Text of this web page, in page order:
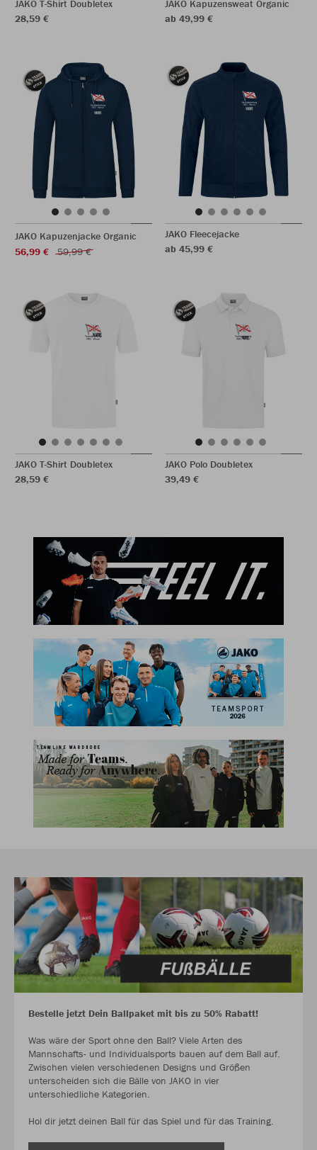
JAKO T-Shirt Doubletex
28,59 €
JAKO Kapuzensweat Organic
ab 49,99 €
JAKO Kapuzenjacke Organic
56,99 €
59,99 €
JAKO Fleecejacke
ab 45,99 €
JAKO T-Shirt Doubletex
28,59 €
JAKO Polo Doubletex
39,49 €
Bestelle jetzt Dein Ballpaket mit bis zu 50% Rabatt!
Was wäre der Sport ohne den Ball? Viele Arten des
Mannschafts- und Individualsports bauen auf dem Ball auf.
Zwischen vielen verschiedenen Designs und Größen
unterscheiden sich die Bälle von JAKO in vier
unterschiedliche Kategorien.
Hol dir jetzt deinen Ball für das Spiel und für das Training.